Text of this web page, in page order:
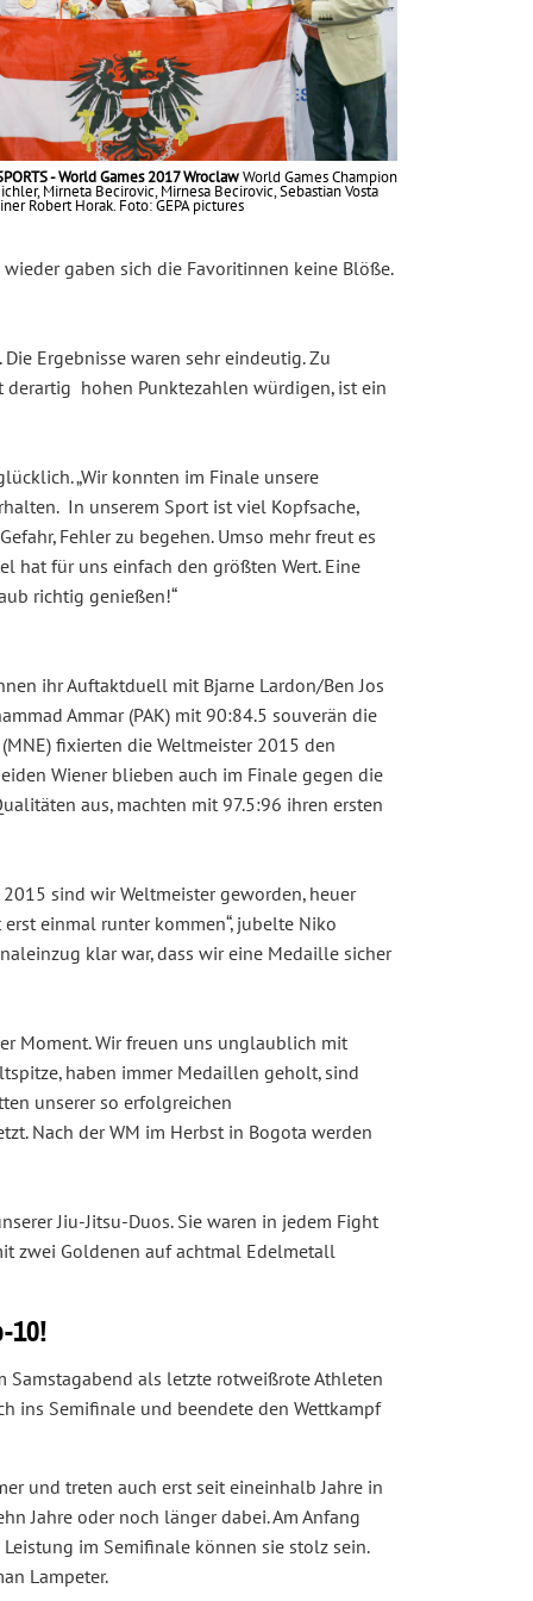
- World Games 2017 Wroclaw World Games Champion
Mirneta Becirovic, Mirnesa Becirovic, Sebastian Vosta
Robert Horak. Foto: GEPA pictures
gaben sich die Favoritinnen keine Blöße.
Ergebnisse waren sehr eindeutig. Zu
derartig hohen Punktezahlen würdigen, ist ein
„Wir konnten im Finale unsere
In unserem Sport ist viel Kopfsache,
Fehler zu begehen. Umso mehr freut es
hat für uns einfach den größten Wert. Eine
richtig genießen!“
ihr Auftaktduell mit Bjarne Lardon/Ben Jos
Ammar (PAK) mit 90:84.5 souverän die
fixierten die Weltmeister 2015 den
Wiener blieben auch im Finale gegen die
aus, machten mit 97.5:96 ihren ersten
sind wir Weltmeister geworden, heuer
einmal runter kommen“, jubelte Niko
klar war, dass wir eine Medaille sicher
Moment. Wir freuen uns unglaublich mit
haben immer Medaillen geholt, sind
unserer so erfolgreichen
Nach der WM im Herbst in Bogota werden
Jiu-Jitsu-Duos. Sie waren in jedem Fight
zwei Goldenen auf achtmal Edelmetall
10!
Samstagabend als letzte rotweißrote Athleten
ins Semifinale und beendete den Wettkampf
und treten auch erst seit eineinhalb Jahre in
Jahre oder noch länger dabei. Am Anfang
im Semifinale können sie stolz sein.
Lampeter.